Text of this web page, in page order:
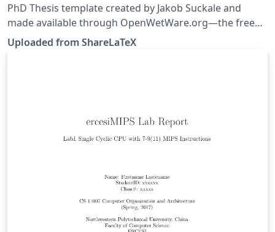
PhD Thesis template created by Jakob Suckale and
made available through OpenWetWare.org—the free
biology wiki. This template was originally published on
ShareLaTeX and subsequently moved to Overleaf in
Uploaded from ShareLaTeX